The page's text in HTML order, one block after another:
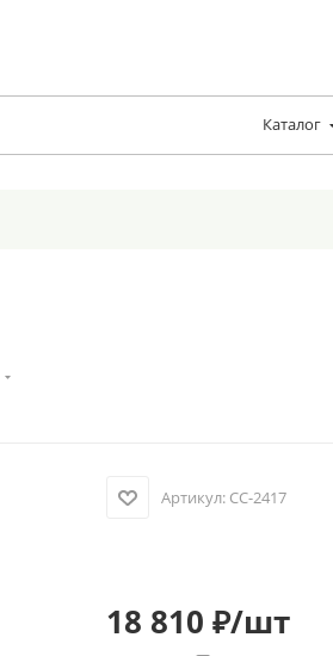
Каталог
Артикул: CC-2417
18 810 ₽/шт